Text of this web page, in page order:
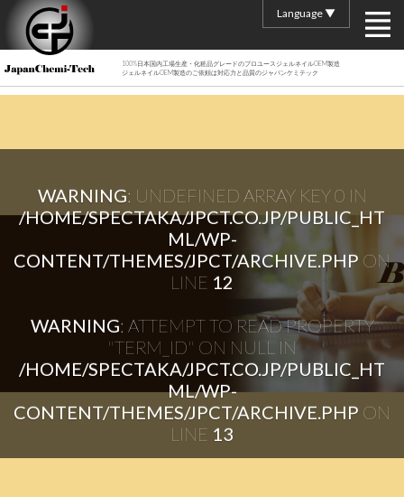
Language ▼
100%日本国内工場生産・化粧品グレードのプロユースジェルネイルOEM製造
ジェルネイルOEM製造のご依頼は対応力と品質のジャパンケミテック
WARNING: UNDEFINED ARRAY KEY 0 IN
/HOME/SPECTAKA/JPCT.CO.JP/PUBLIC_HT
ML/WP-
CONTENT/THEMES/JPCT/ARCHIVE.PHP ON
LINE 12
WARNING: ATTEMPT TO READ PROPERTY
"TERM_ID" ON NULL IN
/HOME/SPECTAKA/JPCT.CO.JP/PUBLIC_HT
ML/WP-
CONTENT/THEMES/JPCT/ARCHIVE.PHP ON
LINE 13